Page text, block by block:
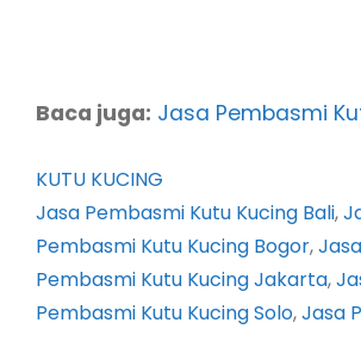
Baca juga: Jasa Pembasmi
KUTU KUCING
Jasa Pembasmi Kutu Kucing Bali,
Pembasmi Kutu Kucing Bogor,
Pembasmi Kutu Kucing Jakarta,
Pembasmi Kutu Kucing Solo, Jasa